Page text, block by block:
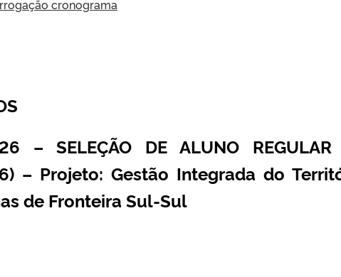
cronograma
–SELEÇÃO DE ALUNO REGULAR
– Projeto: Gestão Integrada do
de Fronteira Sul-Sul